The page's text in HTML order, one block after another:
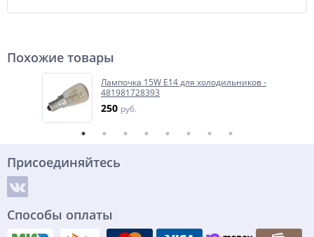
Похожие товары
Лампочка 15W E14 для холодильников -
481981728393
250 руб.
Присоединяйтесь
Способы оплаты